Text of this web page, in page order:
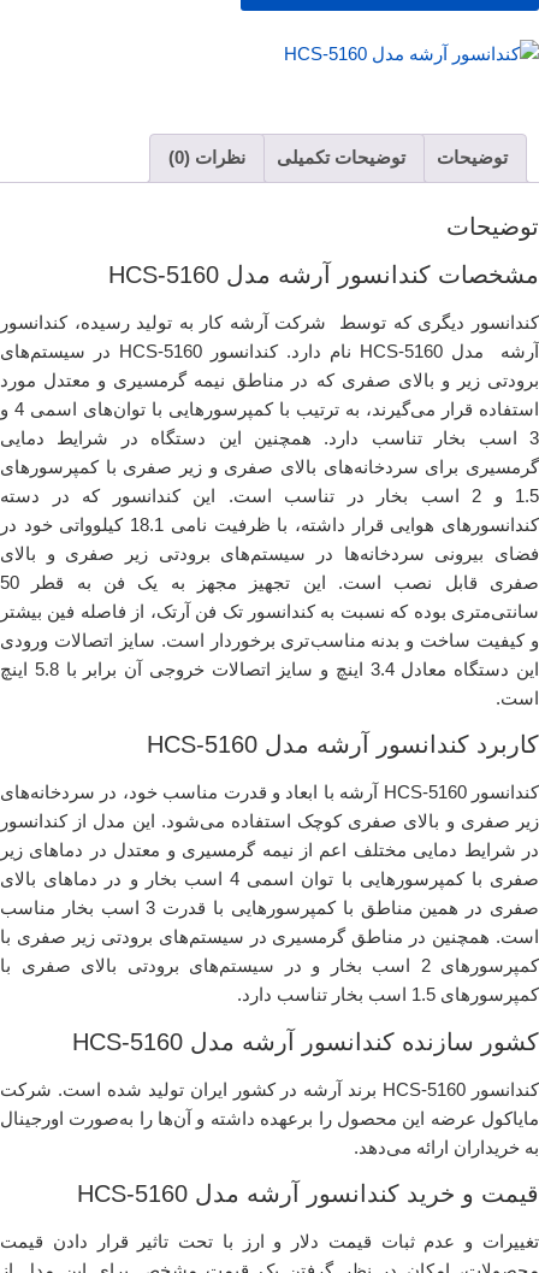
توضیحات توضیحات تکمیلی نظرات (0)
توضیحات
مشخصات کندانسور آرشه مدل HCS-5160
کندانسور دیگری که توسط شرکت آرشه کار به تولید رسیده، کندانسور
آرشه مدل HCS-5160 نام دارد. کندانسور HCS-5160 در سیستم‌های
برودتی زیر و بالای صفری که در مناطق نیمه گرمسیری و معتدل مورد
استفاده قرار می‌گیرند، به ترتیب با کمپرسورهایی با توان‌های اسمی 4 و
3 اسب بخار تناسب دارد. همچنین این دستگاه در شرایط دمایی
گرمسیری برای سردخانه‌های بالای صفری و زیر صفری با کمپرسورهای
1.5 و 2 اسب بخار در تناسب است. این کندانسور که در دسته
کندانسورهای هوایی قرار داشته، با ظرفیت نامی 18.1 کیلوواتی خود در
فضای بیرونی سردخانه‌ها در سیستم‌های برودتی زیر صفری و بالای
صفری قابل نصب است. این تجهیز مجهز به یک فن به قطر 50
سانتی‌متری بوده که نسبت به کندانسور تک فن آرتک، از فاصله فین بیشتر
و کیفیت ساخت و بدنه مناسب‌تری برخوردار است. سایز اتصالات ورودی
این دستگاه معادل 3.4 اینچ و سایز اتصالات خروجی آن برابر با 5.8 اینچ
است.
کاربرد کندانسور آرشه مدل HCS-5160
کندانسور HCS-5160 آرشه با ابعاد و قدرت مناسب خود، در سردخانه‌های
زیر صفری و بالای صفری کوچک استفاده می‌شود. این مدل از کندانسور
در شرایط دمایی مختلف اعم از نیمه گرمسیری و معتدل در دماهای زیر
صفری با کمپرسورهایی با توان اسمی 4 اسب بخار و در دماهای بالای
صفری در همین مناطق با کمپرسورهایی با قدرت 3 اسب بخار مناسب
است. همچنین در مناطق گرمسیری در سیستم‌های برودتی زیر صفری با
کمپرسورهای 2 اسب بخار و در سیستم‌های برودتی بالای صفری با
کمپرسورهای 1.5 اسب بخار تناسب دارد.
کشور سازنده کندانسور آرشه مدل HCS-5160
کندانسور HCS-5160 برند آرشه در کشور ایران تولید شده است. شرکت
مایاکول عرضه این محصول را برعهده داشته و آن‌ها را به‌صورت اورجینال
به خریداران ارائه می‌دهد.
قیمت و خرید کندانسور آرشه مدل HCS-5160
تغییرات و عدم ثبات قیمت دلار و ارز با تحت تاثیر قرار دادن قیمت